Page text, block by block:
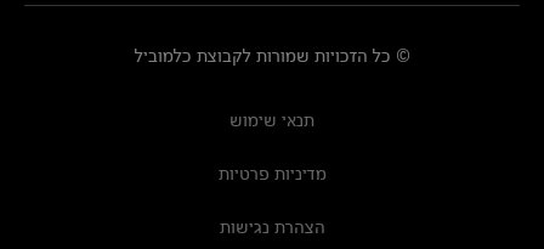
© כל הזכויות שמורות לקבוצת כלמוביל
תנאי שימוש
מדיניות פרטיות
הצהרת נגישות